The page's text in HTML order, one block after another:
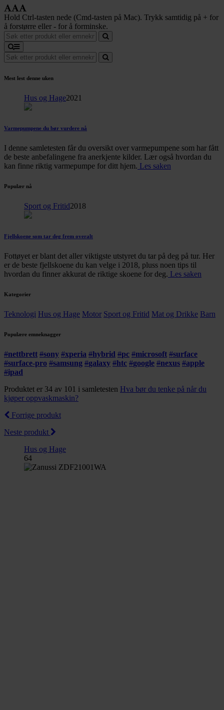
Hold Ctrl-tasten nede (Cmd-tasten på Mac). Trykk samtidig på + for
å forstørre eller - for å forminske.
Mest lest denne uken
Hus og Hage2021
Varmepumpene du bør vurdere nå
I denne samletesten får du oversikt over varmepumpene som har fått
de beste anbefalingene fra anerkjente kilder. Lær også hvordan du
kan finne riktig varmepumpe for ditt hjem. Les saken
Populær nå
Sport og Fritid2018
Fjellskoene som tar deg frem overalt
Fottøyet er blant det aller viktigste utstyret du tar på deg på tur. Her
er de beste fjellskoene du kan velge i 2018, pluss noen tips til
hvordan du finner akkurat de riktige skoene for deg. Les saken
Kategorier
Teknologi Hus og Hage Motor Sport og Fritid Mat og Drikke Barn
Populære emneknagger
#nettbrett #sony #xperia #hybrid #pc #microsoft #surface
#surface-pro #samsung #galaxy #htc #google #nexus #apple
#ipad
Produktet er 34 av 101 i samletesten Hva bør du tenke på når du
kjøper oppvaskmaskin?
Forrige produkt
Neste produkt
Hus og Hage
64